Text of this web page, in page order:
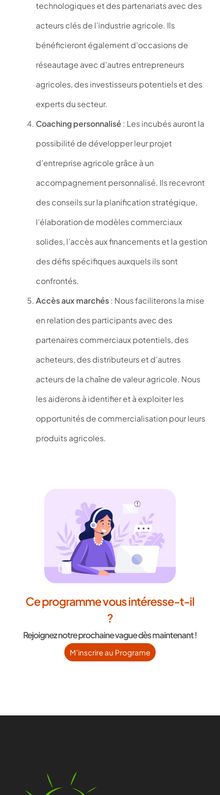
technologiques et des partenariats avec des
acteurs clés de l’industrie agricole. Ils
bénéficieront également d’occasions de
réseautage avec d’autres entrepreneurs
agricoles, des investisseurs potentiels et des
experts du secteur.
Coaching personnalisé : Les incubés auront la
possibilité de développer leur projet
d’entreprise agricole grâce à un
accompagnement personnalisé. Ils recevront
des conseils sur la planification stratégique,
l’élaboration de modèles commerciaux
solides, l’accès aux financements et la gestion
des défis spécifiques auxquels ils sont
confrontés.
Accès aux marchés: Nous faciliterons la mise
en relation des participants avec des
partenaires commerciaux potentiels, des
acheteurs, des distributeurs et d’autres
acteurs de la chaîne de valeur agricole. Nous
les aiderons à identifier et à exploiter les
opportunités de commercialisation pour leurs
produits agricoles.
Ce programme vous intéresse-t-il
?
Rejoignez notre prochaine vague dès maintenant !
M'inscrire au Programe